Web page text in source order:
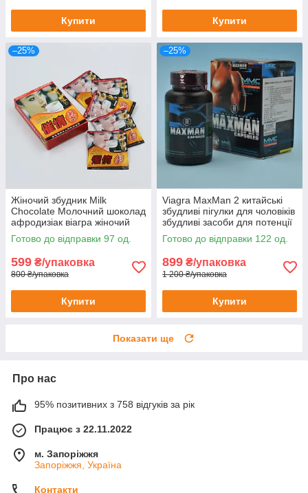
Купити Купити
–25%
Жіночий збудник Milk
Chocolate Молочний шоколад
афродизіак віагра жіночий
напій-збудник 6 шт.
Готово до відправки 97 од.
599 ₴/упаковка
800 ₴/упаковка
Купити
–25%
Viagra MaxMan 2 китайські
збудливі пігулки для чоловіків
збудливі засоби для потенції
Віагра 60 шт
Готово до відправки 122 од.
899 ₴/упаковка
1 200 ₴/упаковка
Купити
Показати ще
Про нас
95% позитивних з 758 відгуків за рік
Працює з 22.11.2022
м. Запоріжжя
Запоріжжя, Україна
Контакти